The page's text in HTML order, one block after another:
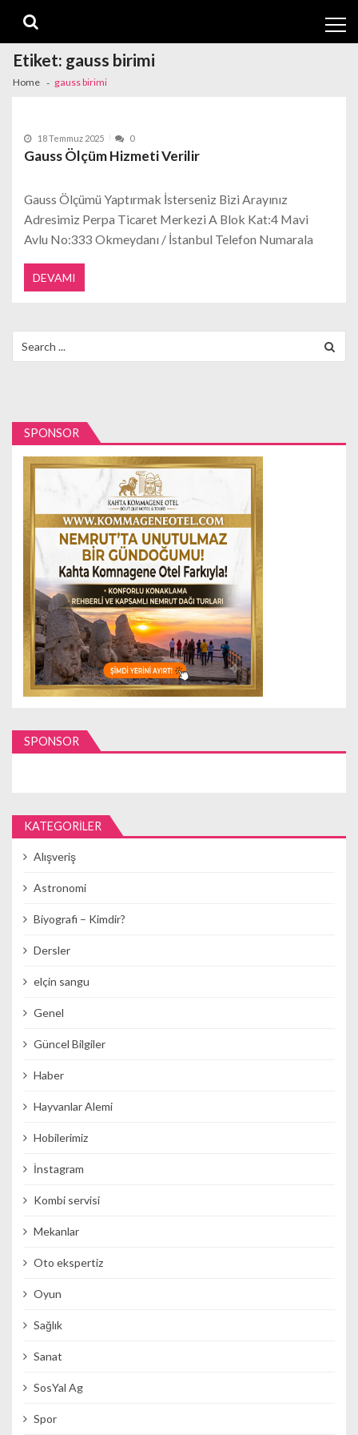
navigation
content
Etiket: gauss birimi
Home gauss birimi
18 Temmuz 2025 0
Gauss Ölçüm Hizmeti Verilir
Gauss Ölçümü Yaptırmak İsterseniz Bizi Arayınız
Adresimiz Perpa Ticaret Merkezi A Blok Kat:4 Mavi
Avlu No:333 Okmeydanı / İstanbul Telefon Numarala
DEVAMI
for:
SPONSOR
SPONSOR
KATEGORILER
Alışveriş
Astronomi
Biyografi – Kimdir?
Dersler
elçin sangu
Genel
Güncel Bilgiler
Haber
Hayvanlar Alemi
Hobilerimiz
İnstagram
Kombi servisi
Mekanlar
Oto ekspertiz
Oyun
Sağlık
Sanat
SosYal Ag
Spor